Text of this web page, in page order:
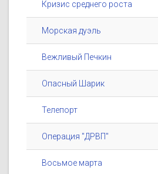
Кризис среднего роста
Морская дуэль
Вежливый Печкин
Опасный Шарик
Телепорт
Операция "ДРВП"
Восьмое марта